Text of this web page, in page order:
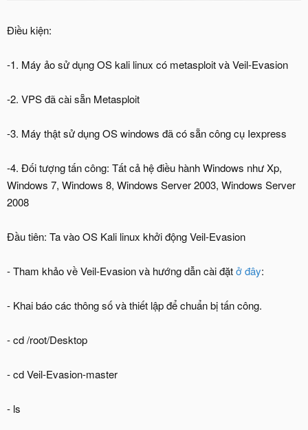
Điều kiện:
-1. Máy ảo sử dụng OS kali linux có metasploit và Veil-Evasion
-2. VPS đã cài sẵn Metasploit
-3. Máy thật sử dụng OS windows đã có sẵn công cụ Iexpress
-4. Đối tượng tấn công: Tất cả hệ điều hành Windows như Xp,
Windows 7, Windows 8, Windows Server 2003, Windows Server
2008
Đầu tiên: Ta vào OS Kali linux khởi động Veil-Evasion
- Tham khảo về Veil-Evasion và hướng dẫn cài đặtở đây:
- Khai báo các thông số và thiết lập để chuẩn bị tấn công.
- cd /root/Desktop
- cd Veil-Evasion-master
- ls